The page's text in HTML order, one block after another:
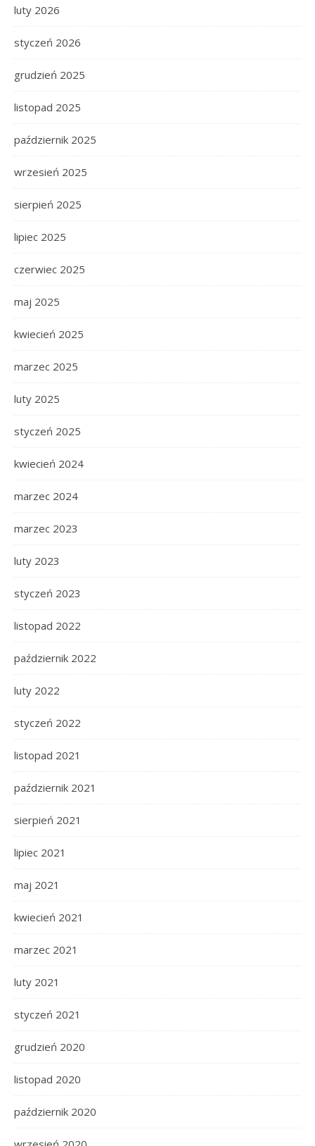
luty 2026
styczeń 2026
grudzień 2025
listopad 2025
październik 2025
wrzesień 2025
sierpień 2025
lipiec 2025
czerwiec 2025
maj 2025
kwiecień 2025
marzec 2025
luty 2025
styczeń 2025
kwiecień 2024
marzec 2024
marzec 2023
luty 2023
styczeń 2023
listopad 2022
październik 2022
luty 2022
styczeń 2022
listopad 2021
październik 2021
sierpień 2021
lipiec 2021
maj 2021
kwiecień 2021
marzec 2021
luty 2021
styczeń 2021
grudzień 2020
listopad 2020
październik 2020